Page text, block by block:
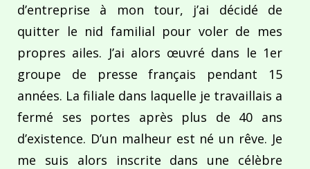
d’entreprise à mon tour, j’ai décidé de
quitter le nid familial pour voler de mes
propres ailes. J’ai alors œuvré dans le 1er
groupe de presse français pendant 15
années. La filiale dans laquelle je travaillais a
fermé ses portes après plus de 40 ans
d’existence. D’un malheur est né un rêve. Je
me suis alors inscrite dans une célèbre